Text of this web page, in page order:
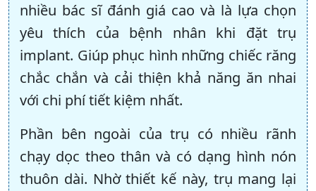
nhiều bác sĩ đánh giá cao và là lựa chọn
yêu thích của bệnh nhân khi đặt trụ
implant. Giúp phục hình những chiếc răng
chắc chắn và cải thiện khả năng ăn nhai
với chi phí tiết kiệm nhất.
Phần bên ngoài của trụ có nhiều rãnh
chạy dọc theo thân và có dạng hình nón
thuôn dài. Nhờ thiết kế này, trụ mang lại